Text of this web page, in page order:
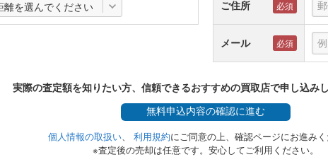
離を選んでください ご住所
メール
実際の査定額を知りたい方、信頼できるおすすめの買取店で申し込み
無料申込内容の確認に進む
個人情報の取扱い、 利用規約にご同意の上、確認ページにお進みく
※査定後の売却は任意です。安心してご利用ください。